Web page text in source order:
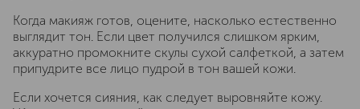
Когда макияж готов, оцените, насколько естественно
выглядит тон. Если цвет получился слишком ярким,
аккуратно промокните скулы сухой салфеткой, а затем
припудрите все лицо пудрой в тон вашей кожи.
Если хочется сияния, как следует выровняйте кожу.